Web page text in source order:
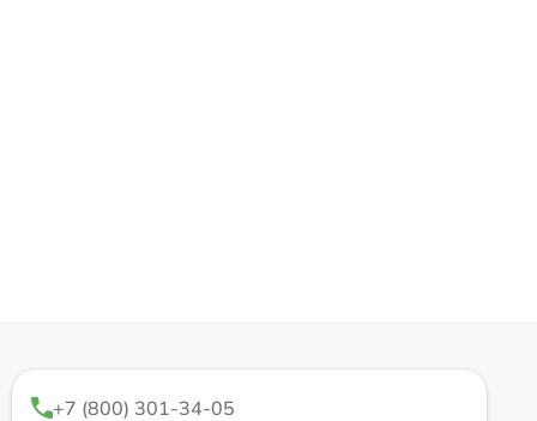
+7 (800) 301-34-05